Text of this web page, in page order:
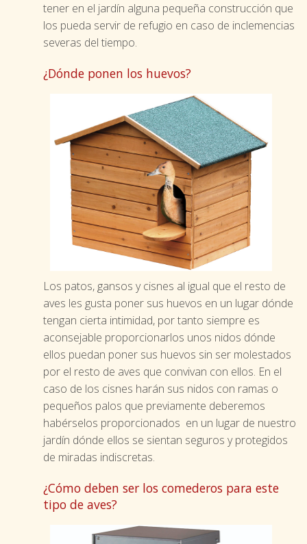
tener en el jardín alguna pequeña construcción que
los pueda servir de refugio en caso de inclemencias
severas del tiempo.
¿Dónde ponen los huevos?
Los patos, gansos y cisnes al igual que el resto de
aves les gusta poner sus huevos en un lugar dónde
tengan cierta intimidad, por tanto siempre es
aconsejable proporcionarlos unos nidos dónde
ellos puedan poner sus huevos sin ser molestados
por el resto de aves que convivan con ellos. En el
caso de los cisnes harán sus nidos con ramas o
pequeños palos que previamente deberemos
habérselos proporcionados en un lugar de nuestro
jardín dónde ellos se sientan seguros y protegidos
de miradas indiscretas.
¿Cómo deben ser los comederos para este
tipo de aves?